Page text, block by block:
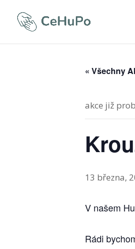
« Všechny
akce již
13 března,
V našem
Rádi